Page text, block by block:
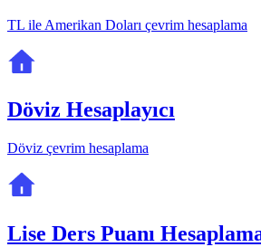
TL ile Amerikan Doları çevrim hesaplama
Döviz Hesaplayıcı
Döviz çevrim hesaplama
Lise Ders Puanı